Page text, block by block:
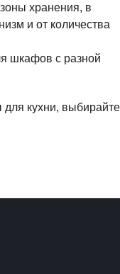
хранения, в
и от количества
шкафов с разной
кухни, выбирайте